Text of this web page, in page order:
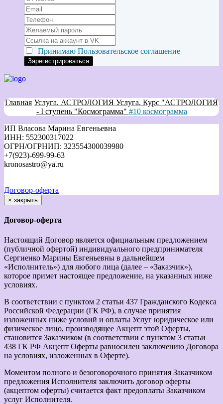
Принимаю Пользовательское соглашение
Главная Услуга. АСТРОЛОГИЯ Услуга. Курс "АСТРОЛОГИЯ
- I ступень "Космограмма" #10 космограмма
ИП Власова Марина Евгеньевна
ИНН: 552300317022
ОГРН/ОГРНИП: 323554300039980
+7(923)-699-99-63
kronosastro@ya.ru
Договор-оферта
× закрыть
Договор-оферта
Настоящий Договор является официальным предложением
(публичной офертой) индивидуального предпринимателя
Сергиенко Марины Евгеньевны в дальнейшем
«Исполнитель») для любого лица (далее – «Заказчик»),
которое примет настоящее предложение, на указанных ниже
условиях.
В соответствии с пунктом 2 статьи 437 Гражданского Кодекса
Российской Федерации (ГК РФ), в случае принятия
изложенных ниже условий и оплаты Услуг юридическое или
физическое лицо, производящее Акцепт этой Оферты,
становится Заказчиком (в соответствии с пунктом 3 статьи
438 ГК РФ Акцепт Оферты равносилен заключению Договора
на условиях, изложенных в Оферте).
Моментом полного и безоговорочного принятия Заказчиком
предложения Исполнителя заключить договор оферты
(акцептом оферты) считается факт предоплаты Заказчиком
услуг Исполнителя.